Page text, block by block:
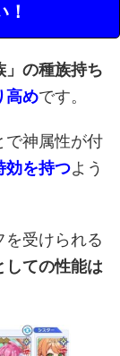
」の種族持ち
高めです。
で神属性が付
効を持つよう
受けられる
しての性能は